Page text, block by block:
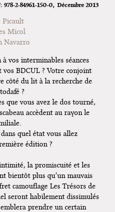
978-2-84961-150-0 Décembre 2013
Picault
Micol
Navarro
vos interminables séances
BDCUL ? Votre conjoint
côté du lit à la recherche de
?
que vous avez le dos tourné,
accèdent au rayon le
quel état vous allez
édition ?
la promiscuité et les
bientôt plus qu’un mauvais
camouflage Les Trésors de
seront habilement dissimulés
prendre un certain